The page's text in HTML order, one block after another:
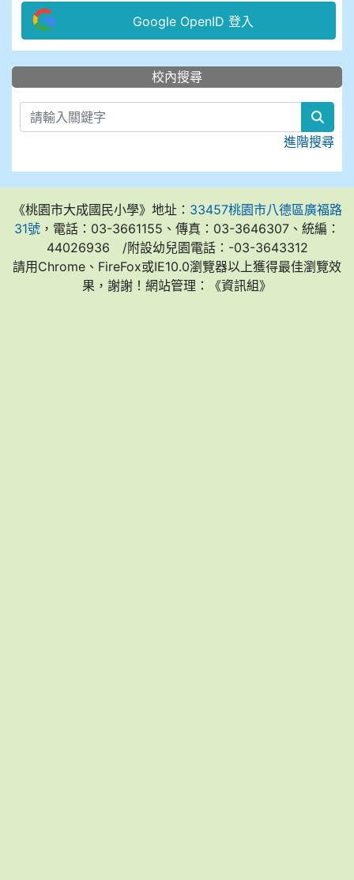
Google OpenID 登入
::: 校內搜尋
進階搜尋
《桃園市大成國民小學》地址： 33457桃園市八德區廣福路
31號 ，電話：03-3661155、傳真：03-3646307、統編：
44026936 /附設幼兒園電話：-03-3643312
請用Chrome、FireFox或IE10.0瀏覽器以上獲得最佳瀏覽效
果，謝謝！網站管理：《資訊組》